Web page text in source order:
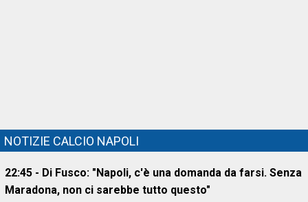
NOTIZIE CALCIO NAPOLI
22:45 - Di Fusco: "Napoli, c'è una domanda da farsi. Senza
Maradona, non ci sarebbe tutto questo"